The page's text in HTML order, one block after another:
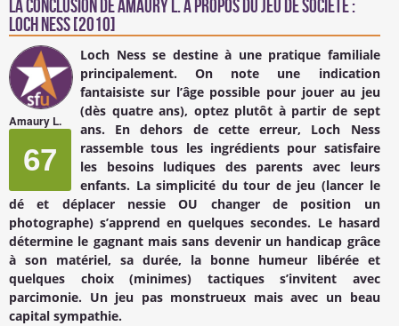
La conclusion deAmaury L.à propos du Jeu de société :
Loch Ness [2010]
Amaury L.
67
Loch Ness se destine à une pratique familiale
principalement. On note une indication
fantaisiste sur l’âge possible pour jouer au jeu
(dès quatre ans), optez plutôt à partir de sept
ans. En dehors de cette erreur, Loch Ness
rassemble tous les ingrédients pour satisfaire
les besoins ludiques des parents avec leurs
enfants. La simplicité du tour de jeu (lancer le
dé et déplacer nessie OU changer de position un
photographe) s’apprend en quelques secondes. Le hasard
détermine le gagnant mais sans devenir un handicap grâce
à son matériel, sa durée, la bonne humeur libérée et
quelques choix (minimes) tactiques s’invitent avec
parcimonie. Un jeu pas monstrueux mais avec un beau
capital sympathie.